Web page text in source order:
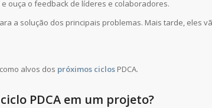
e ouça o feedback de líderes e colaboradores.
a solução dos principais problemas. Mais tarde, eles
alvos dos próximos ciclos PDCA.
PDCA em um projeto?